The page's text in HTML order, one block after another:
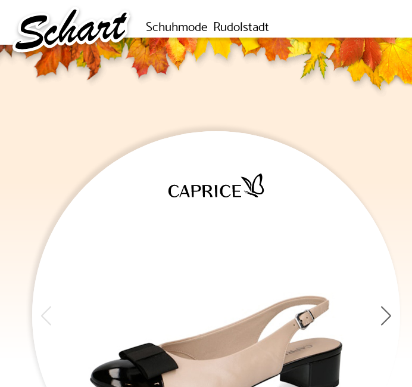
Schuhmode Rudolstadt